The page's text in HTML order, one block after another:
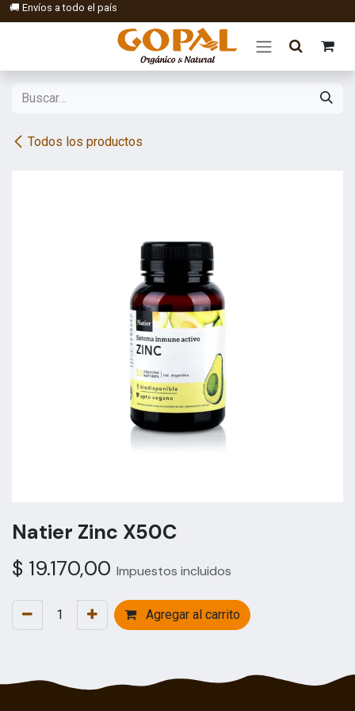
Ir al contenido
🚚 Envíos a todo el país
Todos los productos
Natier Zinc X50C
$ 19.170,00 Impuestos incluidos
Agregar al carrito